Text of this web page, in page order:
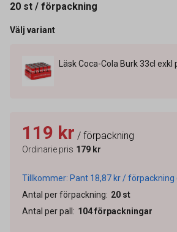
20 st / förpackning
Välj variant
Läsk Coca-Cola Burk 33cl exkl
119 kr / förpackning
Ordinarie pris 179 kr
Tillkommer: Pant 18,87 kr / förpackning
Antal per förpackning: 20 st
Antal per pall : 104förpackningar